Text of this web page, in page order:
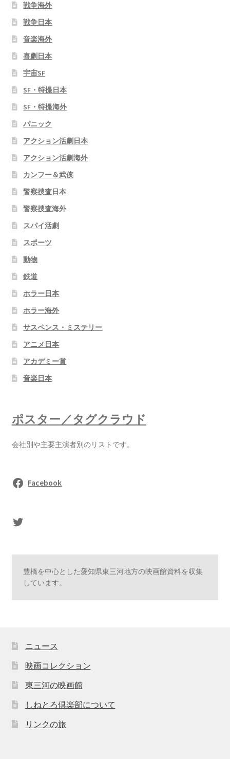
戦争海外
戦争日本
音楽海外
喜劇日本
宇宙SF
SF・特撮日本
SF・特撮海外
パニック
アクション活劇日本
アクション活劇海外
カンフー＆武侠
警察捜査日本
警察捜査海外
スパイ活劇
スポーツ
動物
鉄道
ホラー日本
ホラー海外
サスペンス・ミステリー
アニメ日本
アカデミー賞
音楽日本
ポスター／タグクラウド
会社別や主要主演者別のリストです。
Facebook
sasaki's Twitter
豊橋を中心とした愛知県東三河地方の映画館資料を収集
しています。
ニュース
映画コレクション
東三河の映画館
しねとろ倶楽部について
リンクの旅